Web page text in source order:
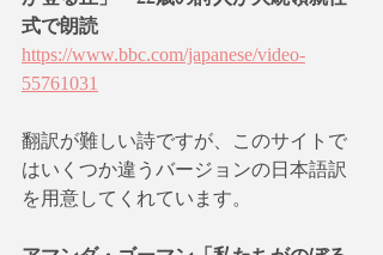
式で朗読
https://www.bbc.com/japanese/video-
55761031
翻訳が難しい詩ですが、このサイトで
はいくつか違うバージョンの日本語訳
を用意してくれています。